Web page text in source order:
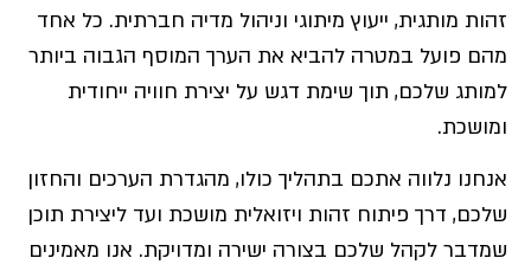
זהות מותגית, ייעוץ מיתוגי וניהול מדיה חברתית. כל אחד
מהם פועל במטרה להביא את הערך המוסף הגבוה ביותר
למותג שלכם, תוך שימת דגש על יצירת חוויה ייחודית
ומושכת.
אנחנו נלווה אתכם בתהליך כולו, מהגדרת הערכים והחזון
שלכם, דרך פיתוח זהות ויזואלית מושכת ועד ליצירת תוכן
שמדבר לקהל שלכם בצורה ישירה ומדויקת. אנו מאמינים